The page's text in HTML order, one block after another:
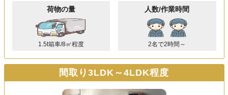
荷物の量
1.5t箱車/8㎥程度
人数/作業時間
2名で2時間～
間取り3LDK～4LDK程度